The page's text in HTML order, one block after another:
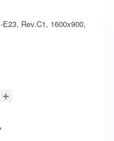
Rev.C1, 1600x900,